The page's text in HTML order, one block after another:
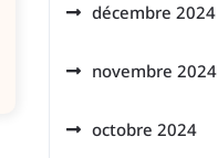
décembre 2024
novembre 2024
octobre 2024